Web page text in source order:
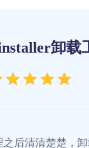
卸载
后清清楚楚，